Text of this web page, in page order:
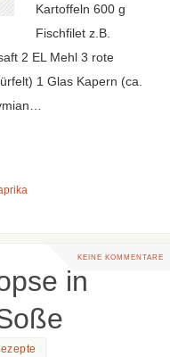
Kartoffeln 600 g
Fischfilet z.B.
2 EL Mehl 3 rote
1 Glas Kapern (ca.
KEINE KOMMENTARE
in